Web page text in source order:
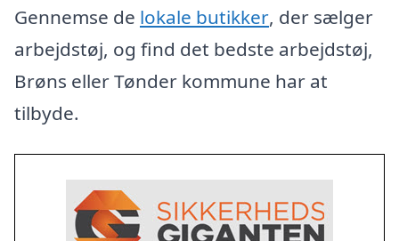
Gennemse de lokale butikker, der sælger
arbejdstøj, og find det bedste arbejdstøj,
Brøns eller Tønder kommune har at
tilbyde.